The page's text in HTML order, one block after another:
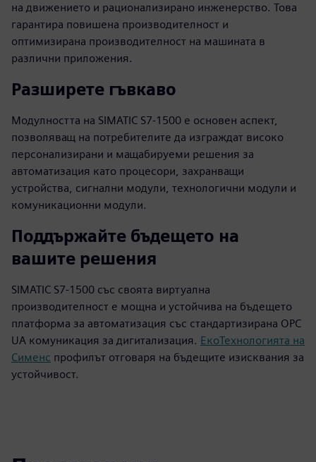
на движението и рационализирано инженерство. Това
гарантира повишена производителност и
оптимизирана производителност на машината в
различни приложения.
Разширете гъвкаво
Модулността на SIMATIC S7-1500 е основен аспект,
позволяващ на потребителите да изграждат високо
персонализирани и мащабируеми решения за
автоматизация като процесори, захранващи
устройства, сигнални модули, технологични модули и
комуникационни модули.
Поддържайте бъдещето на
вашите решения
SIMATIC S7-1500 със своята виртуална
производителност е мощна и устойчива на бъдещето
платформа за автоматизация със стандартизирана OPC
UA комуникация за дигитализация. ЕкоТехнологията на
Сименс профилът отговаря на бъдещите изисквания за
устойчивост.